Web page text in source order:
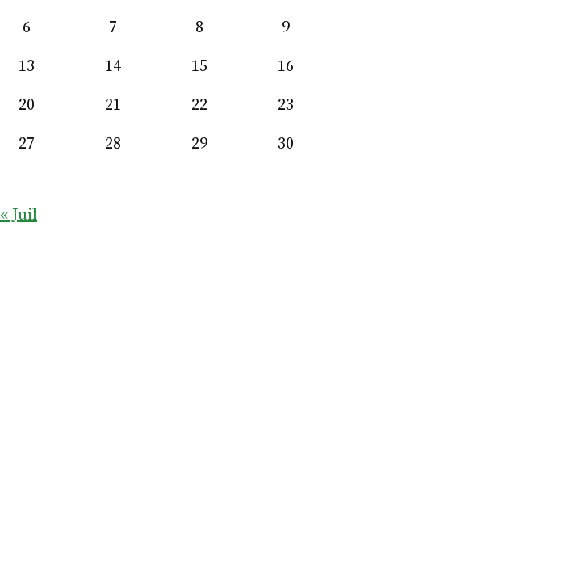
6 7 8
9
13 14 15
16
20 21 22
23
27 28 29
30
« Juil